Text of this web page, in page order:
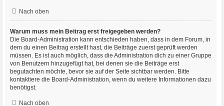
Nach oben
Warum muss mein Beitrag erst freigegeben werden?
Die Board-Administration kann entschieden haben, dass in dem Forum, in
dem du einen Beitrag erstellt hast, die Beiträge zuerst geprüft werden
müssen. Es ist auch möglich, dass die Administration dich zu einer Gruppe
von Benutzern hinzugefügt hat, bei denen sie die Beiträge erst
begutachten möchte, bevor sie auf der Seite sichtbar werden. Bitte
kontaktiere die Board-Administration, wenn du weitere Informationen dazu
benötigst.
Nach oben